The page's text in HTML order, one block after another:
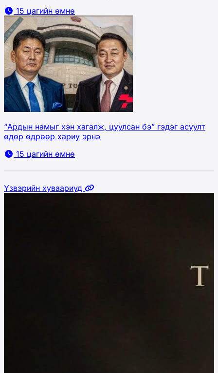
15 цагийн өмнө
“Ардын намыг хэн хагалж, цуулсан бэ” гэдэг асуулт
өдөр өдрөөр хариу эрнэ
15 цагийн өмнө
Үзвэрийн хуваариуд